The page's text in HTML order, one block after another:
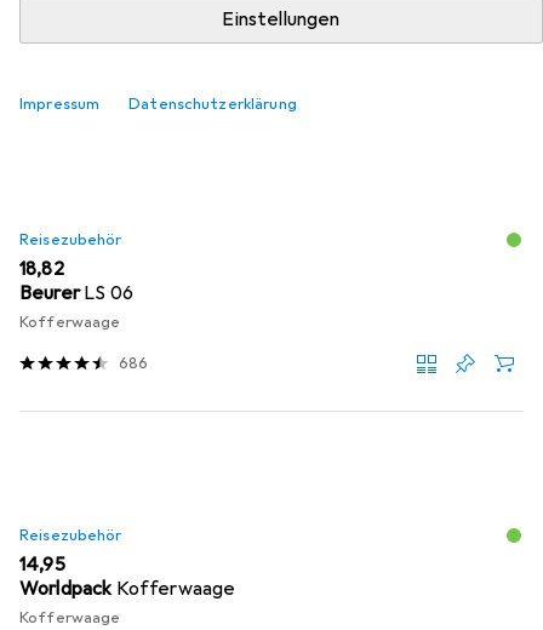
Einstellungen
Impressum Datenschutzerklärung
Bendigo Light Style Trolley aus der Kategorie
Reisezubehör.
Reisezubehör
EUR
18,82
Beurer LS 06
Kofferwaage
686
Reisezubehör
EUR
14,95
Worldpack Kofferwaage
Kofferwaage